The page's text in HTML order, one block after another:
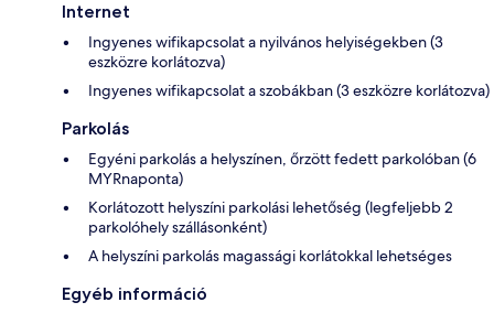
Internet
Ingyenes wifikapcsolat a nyilvános helyiségekben (3
eszközre korlátozva)
Ingyenes wifikapcsolat a szobákban (3 eszközre korlátozva)
Parkolás
Egyéni parkolás a helyszínen, őrzött fedett parkolóban (6
MYRnaponta)
Korlátozott helyszíni parkolási lehetőség (legfeljebb 2
parkolóhely szállásonként)
A helyszíni parkolás magassági korlátokkal lehetséges
Egyéb információ